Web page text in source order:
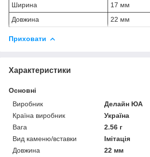
Ширина
17 мм
Довжина
22 мм
Приховати
Характеристики
Основні
Виробник
Делайн ЮА
Країна виробник
Україна
Вага
2.56 г
Вид каменю/вставки
Імітація
Довжина
22 мм